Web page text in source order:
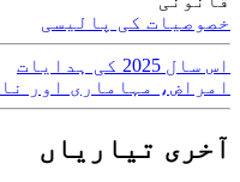
خصوصیات کی پالیسی
اس سال 2025 کی ہدایات
امراض، مہاماری اور
آخری تیاریاں